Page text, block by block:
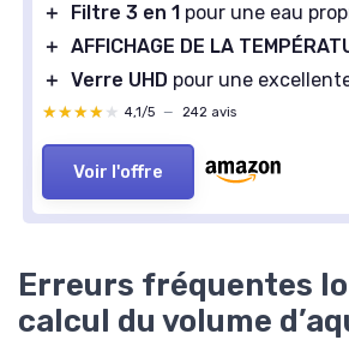
＋
Filtre 3 en 1 pour une eau
＋ AFFICHAGE DE LA
＋ Verre UHD pour une
★★★★★
★★★★★ 4,1/5 — 242 avis
Voir l'offre
Erreurs fréquentes
calcul du volume